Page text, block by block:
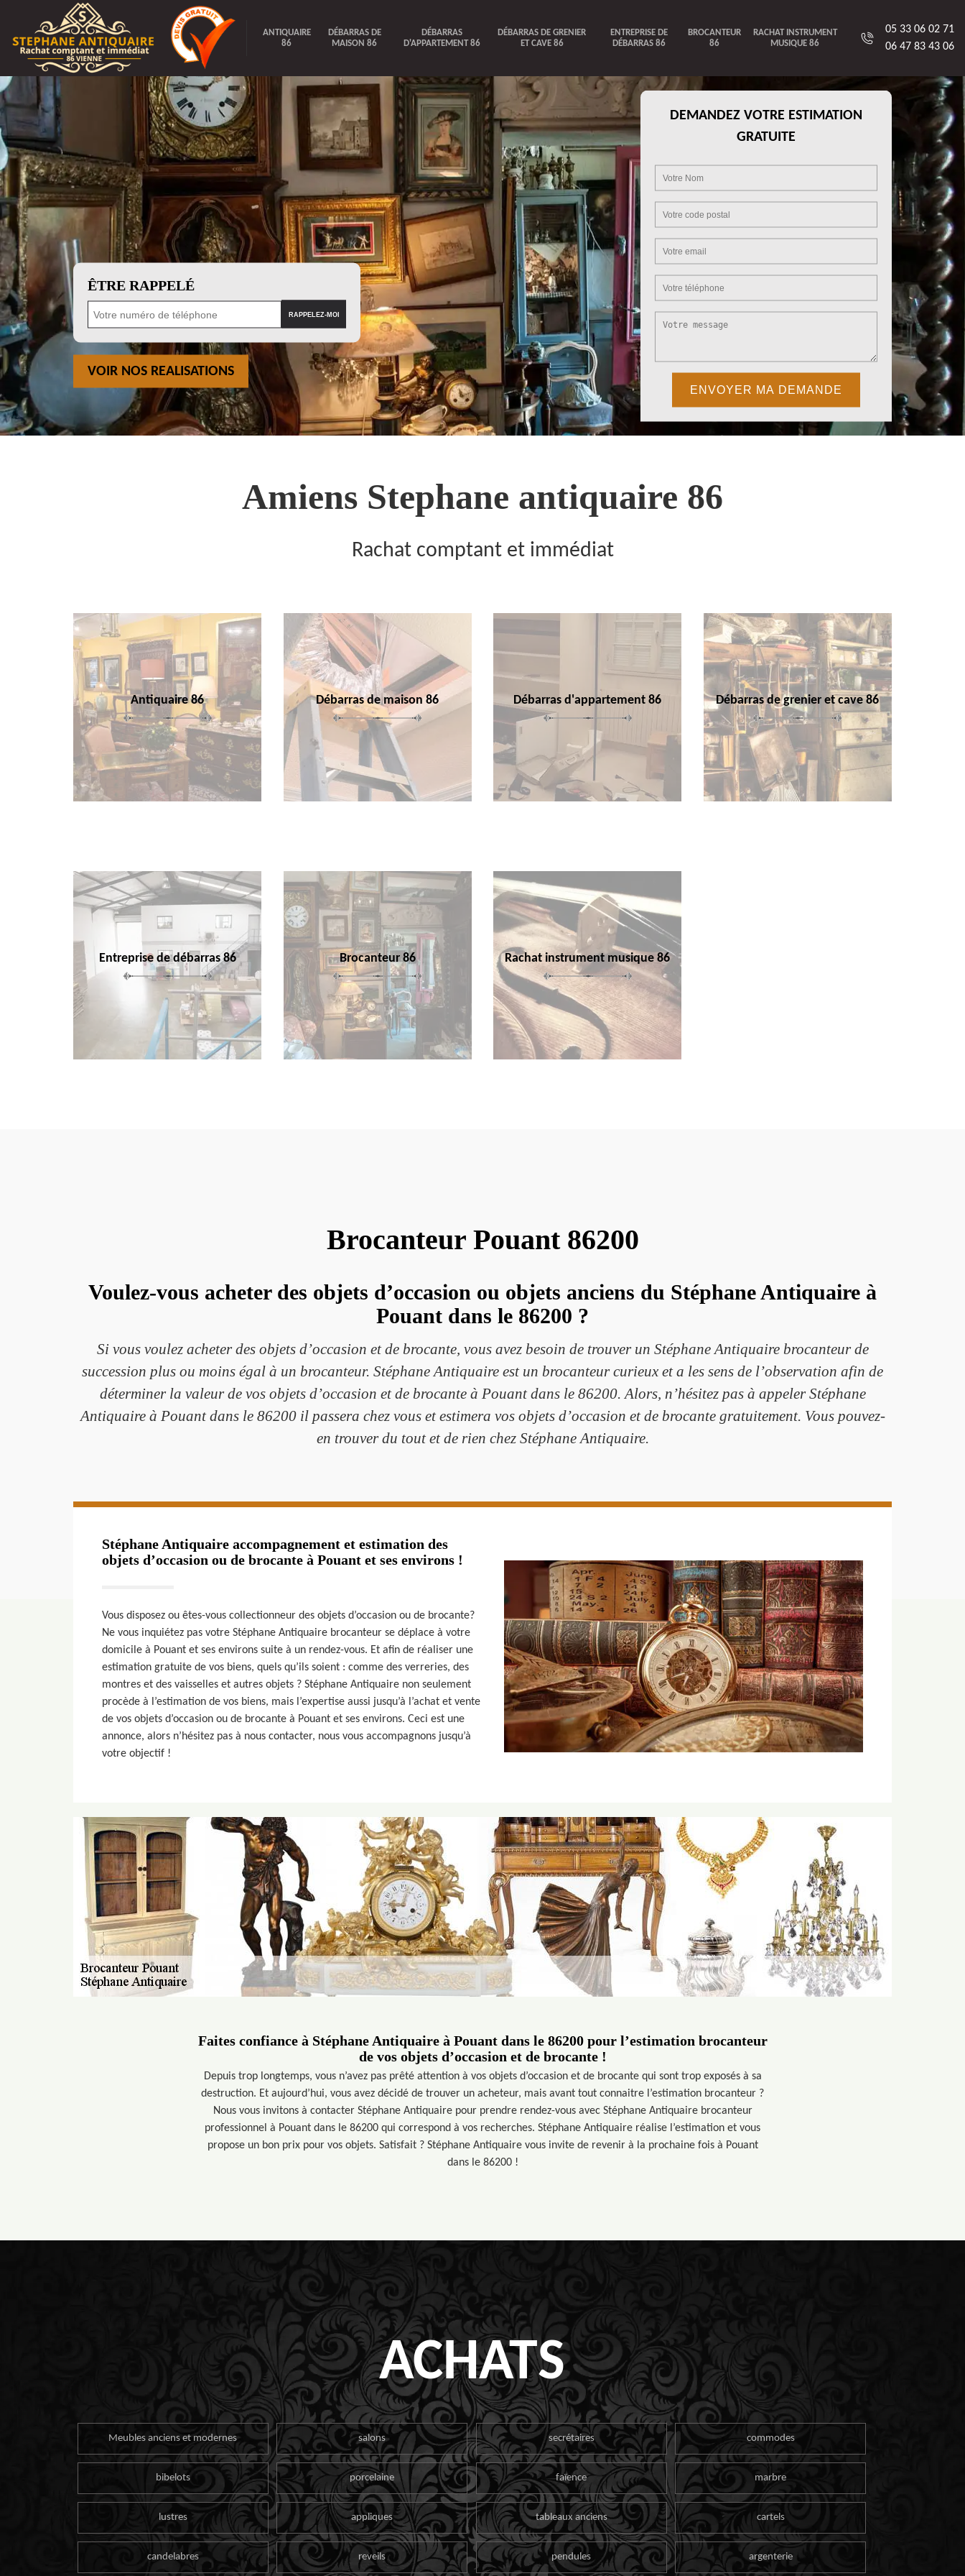
ANTIQUAIRE
86
DÉBARRAS DE
MAISON 86
DÉBARRAS
D'APPARTEMENT 86
DÉBARRAS DE GRENIER
ET CAVE 86
ENTREPRISE DE
DÉBARRAS 86
BROCANTEUR
86
RACHAT INSTRUMENT
MUSIQUE 86
05 33 06 02 71
06 47 83 43 06
ÊTRE RAPPELÉ
VOIR NOS REALISATIONS
DEMANDEZ VOTRE ESTIMATION
GRATUITE
Amiens Stephane antiquaire 86
Rachat comptant et immédiat
Antiquaire 86 Débarras de maison 86 Débarras d'appartement 86 Débarras de grenier et cave 86
Entreprise de débarras 86 Brocanteur 86 Rachat instrument musique 86
Brocanteur Pouant 86200
Voulez-vous acheter des objets d’occasion ou objets anciens du Stéphane Antiquaire à
Pouant dans le 86200 ?
Si vous voulez acheter des objets d’occasion et de brocante, vous avez besoin de trouver un Stéphane Antiquaire brocanteur de
succession plus ou moins égal à un brocanteur. Stéphane Antiquaire est un brocanteur curieux et a les sens de l’observation afin de
déterminer la valeur de vos objets d’occasion et de brocante à Pouant dans le 86200. Alors, n’hésitez pas à appeler Stéphane
Antiquaire à Pouant dans le 86200 il passera chez vous et estimera vos objets d’occasion et de brocante gratuitement. Vous pouvez-
en trouver du tout et de rien chez Stéphane Antiquaire.
Stéphane Antiquaire accompagnement et estimation des
objets d’occasion ou de brocante à Pouant et ses environs !
Vous disposez ou êtes-vous collectionneur des objets d’occasion ou de brocante?
Ne vous inquiétez pas votre Stéphane Antiquaire brocanteur se déplace à votre
domicile à Pouant et ses environs suite à un rendez-vous. Et afin de réaliser une
estimation gratuite de vos biens, quels qu’ils soient : comme des verreries, des
montres et des vaisselles et autres objets ? Stéphane Antiquaire non seulement
procède à l’estimation de vos biens, mais l’expertise aussi jusqu’à l’achat et vente
de vos objets d’occasion ou de brocante à Pouant et ses environs. Ceci est une
annonce, alors n’hésitez pas à nous contacter, nous vous accompagnons jusqu’à
votre objectif !
Faites confiance à Stéphane Antiquaire à Pouant dans le 86200 pour l’estimation brocanteur
de vos objets d’occasion et de brocante !
Depuis trop longtemps, vous n’avez pas prêté attention à vos objets d’occasion et de brocante qui sont trop exposés à sa
destruction. Et aujourd’hui, vous avez décidé de trouver un acheteur, mais avant tout connaitre l’estimation brocanteur ?
Nous vous invitons à contacter Stéphane Antiquaire pour prendre rendez-vous avec Stéphane Antiquaire brocanteur
professionnel à Pouant dans le 86200 qui correspond à vos recherches. Stéphane Antiquaire réalise l’estimation et vous
propose un bon prix pour vos objets. Satisfait ? Stéphane Antiquaire vous invite de revenir à la prochaine fois à Pouant
dans le 86200 !
ACHATS
Meubles anciens et modernes salons secrétaires commodes
bibelots porcelaine faïence marbre
lustres appliques tableaux anciens cartels
candelabres reveils pendules argenterie